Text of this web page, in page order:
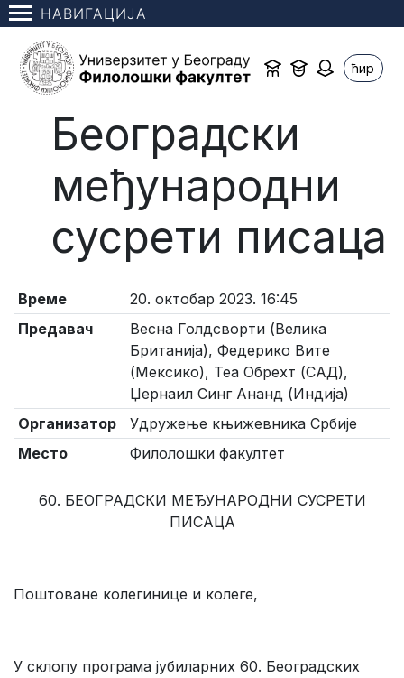
НАВИГАЦИЈА
ћир
Београдски
међународни
сусрети писаца
Време
20. октобар 2023. 16:45
Предавач
Весна Голдсворти (Велика
Британија), Федерико Вите
(Мексико), Теа Обрехт (САД),
Џернаил Синг Ананд (Индија)
Организатор
Удружењe књижевника Србије
Место
Филолошки факултет
60. БЕОГРАДСКИ МЕЂУНАРОДНИ СУСРЕТИ
ПИСАЦА
Поштоване колегинице и колеге,
У склопу програма јубиларних 60. Београдских